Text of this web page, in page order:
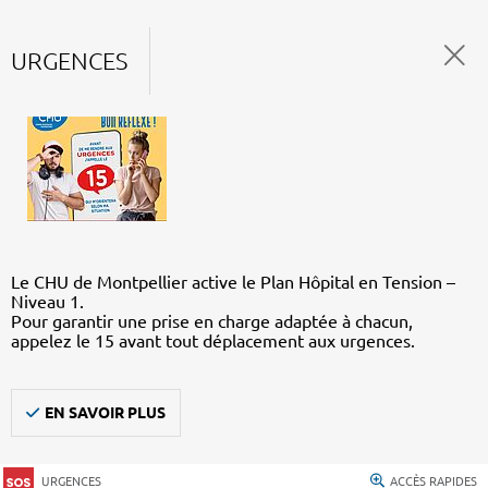
URGENCES
Le CHU de Montpellier active le Plan Hôpital en Tension –
Niveau 1.
Pour garantir une prise en charge adaptée à chacun,
appelez le 15 avant tout déplacement aux urgences.
EN SAVOIR PLUS
URGENCES ACCÈS RAPIDES